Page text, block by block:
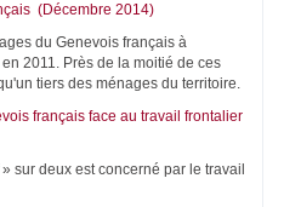
(Décembre 2014)
du Genevois français à
2011. Près de la moitié de ces
tiers des ménages du territoire.
français face au travail frontalier
sur deux est concerné par le travail